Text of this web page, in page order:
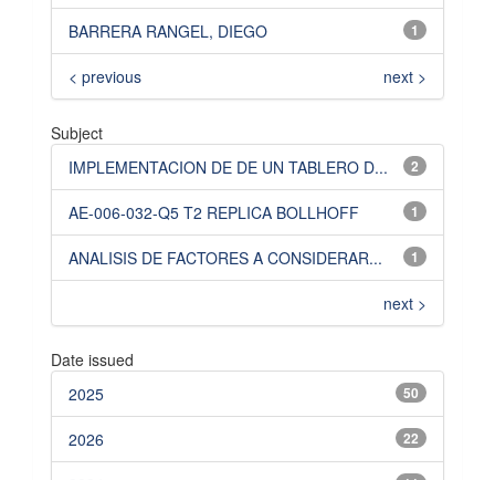
1
BARRERA RANGEL, DIEGO
< previous next >
Subject
2
IMPLEMENTACION DE DE UN TABLERO D...
1
AE-006-032-Q5 T2 REPLICA BOLLHOFF
1
ANALISIS DE FACTORES A CONSIDERAR...
next >
Date issued
50
2025
22
2026